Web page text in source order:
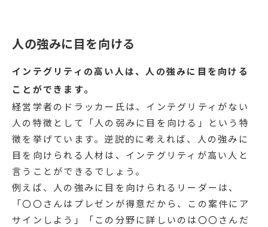
人の強みに目を向ける
インテグリティの高い人は、人の強みに目を向ける
ことができます。
経営学者のドラッカー氏は、インテグリティがない
人の特徴として「人の弱みに目を向ける」という特
徴を挙げています。逆説的に考えれば、人の強みに
目を向けられる人材は、インテグリティが高い人と
言うことができるでしょう。
例えば、人の強みに目を向けられるリーダーは、
「〇〇さんはプレゼンが得意だから、この案件にア
サインしよう」「この分野に詳しいのは〇〇さんだ